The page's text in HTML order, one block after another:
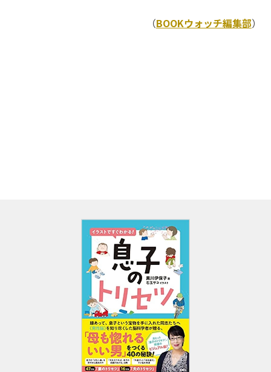
（BOOKウォッチ編集部）